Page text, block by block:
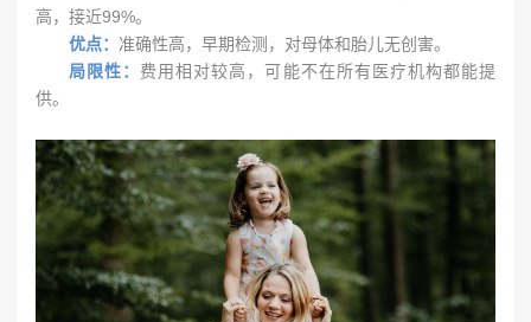
高，接近99%。
优点： 准确性高，早期检测，对母体和胎儿无创害。
局限性： 费用相对较高，可能不在所有医疗机构都能提
供。